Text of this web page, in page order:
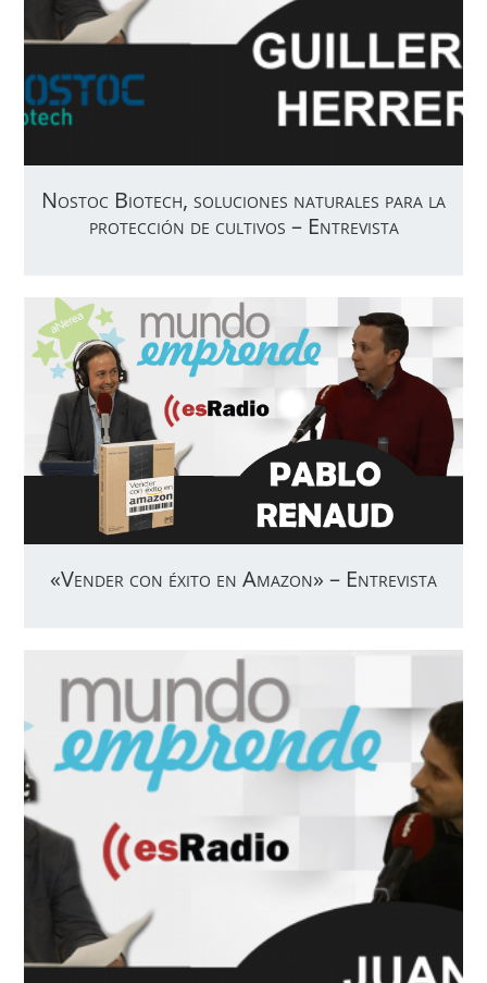
Nostoc Biotech, soluciones naturales para la
protección de cultivos – Entrevista
«Vender con éxito en Amazon» – Entrevista